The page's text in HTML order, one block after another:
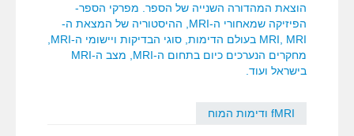
הוצאת המהדורה השנייה של הספר. מפרקי הספר-
הפיזיקה שמאחורי ה-MRI, ההיסטוריה של המצאת ה-
מחקרים הנערכים כיום בתחום ה-MRI, מצב ה-MRI
בישראל ועוד.
fMRI ודימות המוח